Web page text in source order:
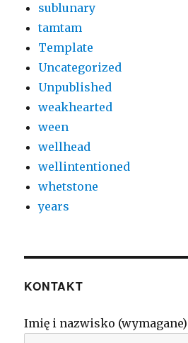
sublunary
tamtam
Template
Uncategorized
Unpublished
weakhearted
ween
wellhead
wellintentioned
whetstone
years
KONTAKT
Imię i nazwisko (wymagane)